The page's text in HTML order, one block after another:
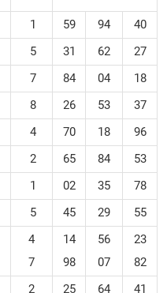
1 59 94
40
5 31 62 27
7 84 04
18
8 26 53 37
4 70 18
96
2 65 84 53
1 02 35
78
5 45 29 55
4
7
14
98
56
07
23
82
2
25
64
41